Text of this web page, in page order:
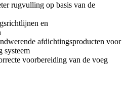
rugvulling op basis van de
en
afdichtingsproducten voor
systeem
voorbereiding van de voeg